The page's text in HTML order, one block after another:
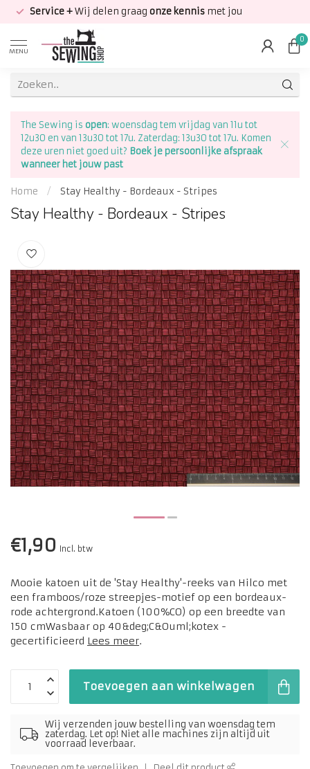
Service +Wij delen graag onze kennis met jou
MENU
0
The Sewing is open: woensdag tem vrijdag van 11u tot
12u30 en van 13u30 tot 17u. Zaterdag: 13u30 tot 17u. Komen
deze uren niet goed uit? Boek je persoonlijke afspraak
wanneer het jouw past
Home / Stay Healthy - Bordeaux - Stripes
Stay Healthy - Bordeaux - Stripes
€1,90 Incl. btw
Mooie katoen uit de 'Stay Healthy'-reeks van Hilco met
een framboos/roze streepjes-motief op een bordeaux-
rode achtergrond.Katoen (100%CO) op een breedte van
150 cmWasbaar op 40&deg;C&Ouml;kotex -
gecertificieerd Lees meer.
Toevoegen aan winkelwagen
Wij verzenden jouw bestelling van woensdag tem
zaterdag. Let op! Niet alle machines zijn altijd uit
voorraad leverbaar.